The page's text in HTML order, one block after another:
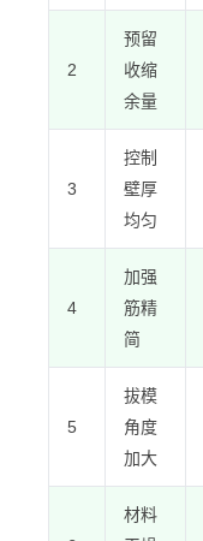
2
预留
收缩
余量
3
控制
壁厚
均匀
4
加强
筋精
简
5
拔模
角度
加大
材料